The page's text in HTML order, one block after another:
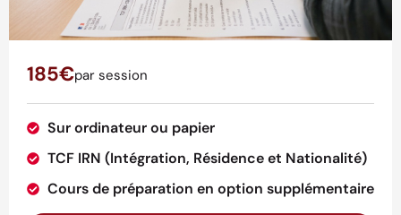
185€par session
Sur ordinateur ou papier
TCF IRN (Intégration, Résidence et Nationalité)
Cours de préparation en option supplémentaire